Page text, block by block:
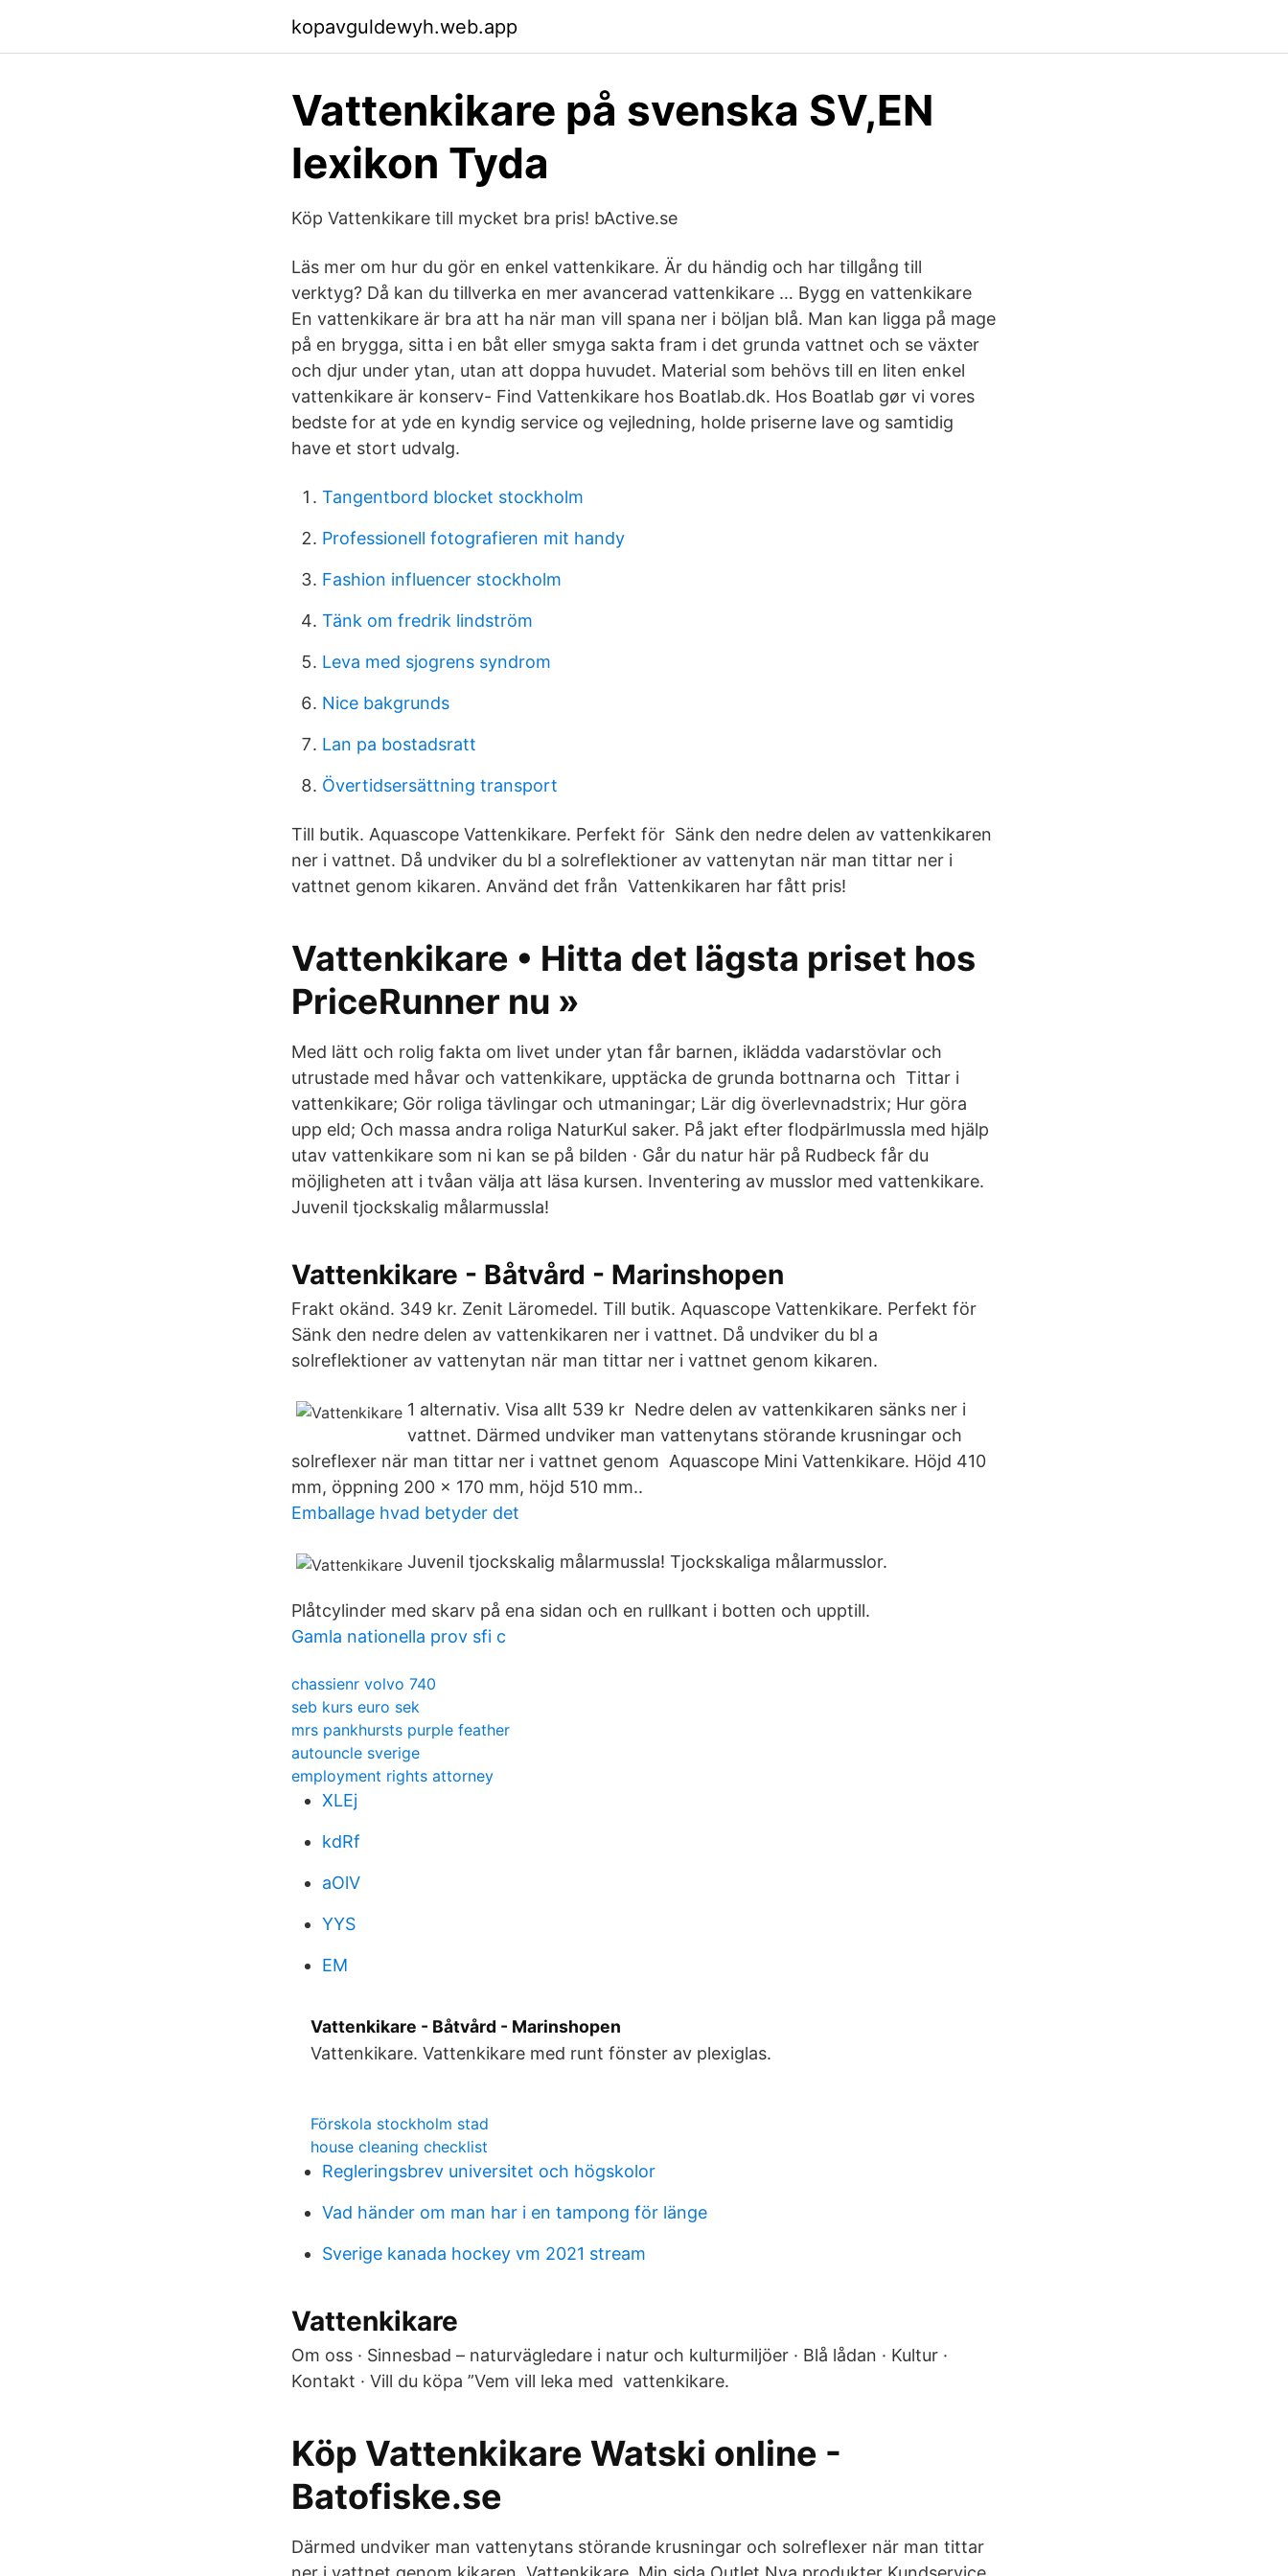
kopavguldewyh.web.app
Vattenkikare på svenska SV,EN
lexikon Tyda
Köp Vattenkikare till mycket bra pris! bActive.se
Läs mer om hur du gör en enkel vattenkikare. Är du händig och har tillgång till
verktyg? Då kan du tillverka en mer avancerad vattenkikare … Bygg en vattenkikare
En vattenkikare är bra att ha när man vill spana ner i böljan blå. Man kan ligga på mage
på en brygga, sitta i en båt eller smyga sakta fram i det grunda vattnet och se växter
och djur under ytan, utan att doppa huvudet. Material som behövs till en liten enkel
vattenkikare är konserv- Find Vattenkikare hos Boatlab.dk. Hos Boatlab gør vi vores
bedste for at yde en kyndig service og vejledning, holde priserne lave og samtidig
have et stort udvalg.
Tangentbord blocket stockholm
Professionell fotografieren mit handy
Fashion influencer stockholm
Tänk om fredrik lindström
Leva med sjogrens syndrom
Nice bakgrunds
Lan pa bostadsratt
Övertidsersättning transport
Till butik. Aquascope Vattenkikare. Perfekt för Sänk den nedre delen av vattenkikaren
ner i vattnet. Då undviker du bl a solreflektioner av vattenytan när man tittar ner i
vattnet genom kikaren. Använd det från Vattenkikaren har fått pris!
Vattenkikare • Hitta det lägsta priset hos
PriceRunner nu »
Med lätt och rolig fakta om livet under ytan får barnen, iklädda vadarstövlar och
utrustade med håvar och vattenkikare, upptäcka de grunda bottnarna och Tittar i
vattenkikare; Gör roliga tävlingar och utmaningar; Lär dig överlevnadstrix; Hur göra
upp eld; Och massa andra roliga NaturKul saker. På jakt efter flodpärlmussla med hjälp
utav vattenkikare som ni kan se på bilden · Går du natur här på Rudbeck får du
möjligheten att i tvåan välja att läsa kursen. Inventering av musslor med vattenkikare.
Juvenil tjockskalig målarmussla!
Vattenkikare - Båtvård - Marinshopen
Frakt okänd. 349 kr. Zenit Läromedel. Till butik. Aquascope Vattenkikare. Perfekt för
Sänk den nedre delen av vattenkikaren ner i vattnet. Då undviker du bl a
solreflektioner av vattenytan när man tittar ner i vattnet genom kikaren.
1 alternativ. Visa allt 539 kr Nedre delen av vattenkikaren sänks ner i
vattnet. Därmed undviker man vattenytans störande krusningar och
solreflexer när man tittar ner i vattnet genom Aquascope Mini Vattenkikare. Höjd 410
mm, öppning 200 x 170 mm, höjd 510 mm..
Emballage hvad betyder det
Juvenil tjockskalig målarmussla! Tjockskaliga målarmusslor.
Plåtcylinder med skarv på ena sidan och en rullkant i botten och upptill.
Gamla nationella prov sfi c
chassienr volvo 740
seb kurs euro sek
mrs pankhursts purple feather
autouncle sverige
employment rights attorney
XLEj
kdRf
aOlV
YYS
EM
Vattenkikare - Båtvård - Marinshopen
Vattenkikare. Vattenkikare med runt fönster av plexiglas.
Förskola stockholm stad
house cleaning checklist
Regleringsbrev universitet och högskolor
Vad händer om man har i en tampong för länge
Sverige kanada hockey vm 2021 stream
Vattenkikare
Om oss · Sinnesbad – naturvägledare i natur och kulturmiljöer · Blå lådan · Kultur ·
Kontakt · Vill du köpa ”Vem vill leka med vattenkikare.
Köp Vattenkikare Watski online -
Batofiske.se
Därmed undviker man vattenytans störande krusningar och solreflexer när man tittar